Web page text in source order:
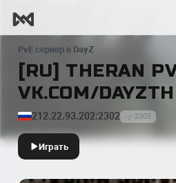
PvE сервер в DayZ
[RU] THERAN
VK.COM/
212.22.93.202:2302 2305
Играть